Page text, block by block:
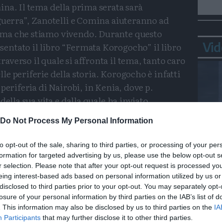
Do Not Process My Personal Information
opt-out of the sale, sharing to third parties, or processing of your
for targeted advertising by us, please use the below opt-out
selection. Please note that after your opt-out request is processed
interest-based ads based on personal information utilized by us
to third parties prior to your opt-out. You may separately
of your personal information by third parties on the IAB’s list of
This information may also be disclosed by us to third parties on the
Participants that may further disclose it to other third parties.
Il tema della prima serata sarà
Zanotelli e Comina aiuteranno ad
che stiamo vivendo. Durante questo
il libro “Fermata Korogocho” il libro
il quale si affronta il tema, tanto caro
periferie della storia. Korogocho è infatti
di Nairobi, in Kenia, dove p.
sua vita e dalla quale ha inviato
nord del mondo accogliesse il grido di
altri due appuntamenti verranno
La presentazione del libro “Tracce
di Vincenzo Passerini. L’autore
che nel corso del Novecento e nei primi
battuti, spesso a prezzo della vita, per la
umani, per l’aiuto delle minoranze, delle
guerre.
in